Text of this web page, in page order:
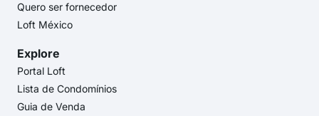
Quero ser fornecedor
Loft México
Explore
Portal Loft
Lista de Condomínios
Guia de Venda